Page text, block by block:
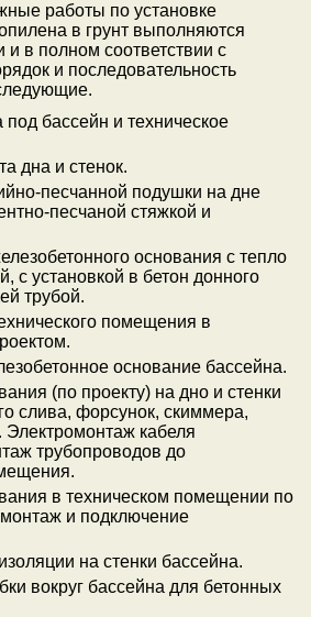
работы по установке
в грунт выполняются
и в полном соответствии с
и последовательность
под бассейн и техническое
дна и стенок.
песчанной подушки на дне
песчаной стяжкой и
основания с тепло
с установкой в бетон донного
трубой.
помещения в
основание бассейна.
(по проекту) на дно и стенки
слива, форсунок, скиммера,
Электромонтаж кабеля
трубопроводов до
в техническом помещении по
и подключение
на стенки бассейна.
вокруг бассейна для бетонных